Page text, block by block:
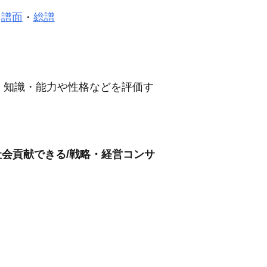
譜面 ・ 総譜
識・能力や性格などを評価す
貢献できる/戦略・経営コンサ